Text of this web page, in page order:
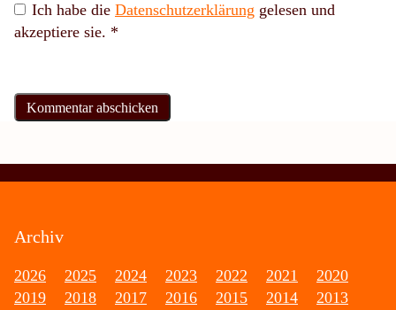
Ich habe die Datenschutzerklärung gelesen und
akzeptiere sie. *
Archiv
2026 2025 2024 2023 2022 2021
2020
2019
2018 2017 2016 2015 2014 2013